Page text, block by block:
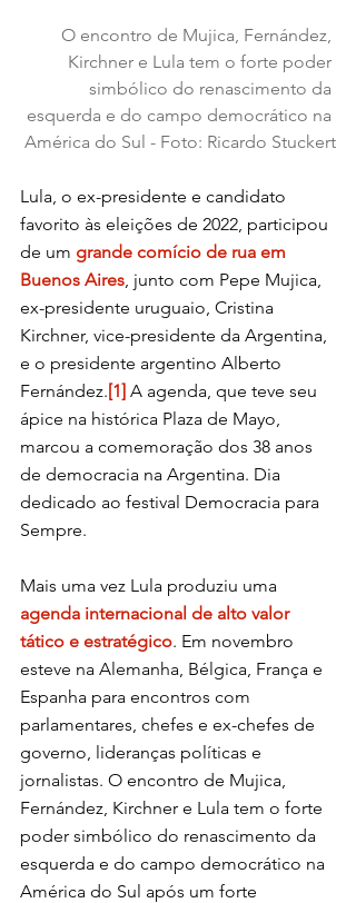
O encontro de Mujica, Fernández,
Kirchner e Lula tem o forte poder
simbólico do renascimento da
esquerda e do campo democrático na
América do Sul - Foto: Ricardo Stuckert
Lula, o ex-presidente e candidato
favorito às eleições de 2022, participou
de um grande comício de rua em
Buenos Aires, junto com Pepe Mujica,
ex-presidente uruguaio, Cristina
Kirchner, vice-presidente da Argentina,
e o presidente argentino Alberto
Fernández.[1] A agenda, que teve seu
ápice na histórica Plaza de Mayo,
marcou a comemoração dos 38 anos
de democracia na Argentina. Dia
dedicado ao festival Democracia para
Sempre.
Mais uma vez Lula produziu uma
agenda internacional de alto valor
tático e estratégico. Em novembro
esteve na Alemanha, Bélgica, França e
Espanha para encontros com
parlamentares, chefes e ex-chefes de
governo, lideranças políticas e
jornalistas. O encontro de Mujica,
Fernández, Kirchner e Lula tem o forte
poder simbólico do renascimento da
esquerda e do campo democrático na
América do Sul após um forte